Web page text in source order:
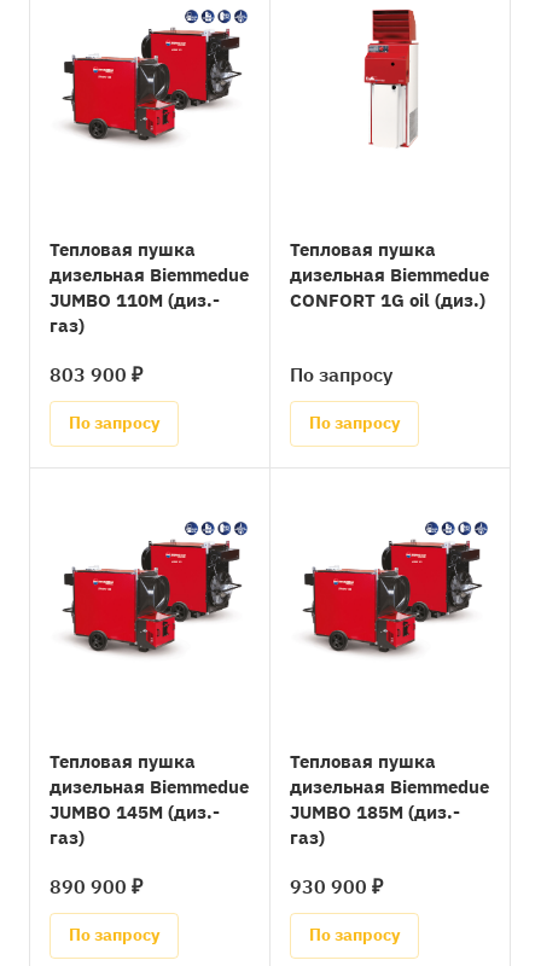
Тепловая пушка
дизельная Biemmedue
JUMBO 110M (диз.-
газ)
803 900 ₽
По запросу
Тепловая пушка
дизельная Biemmedue
CONFORT 1G oil (диз.)
По запросу
По запросу
Тепловая пушка
дизельная Biemmedue
JUMBO 145M (диз.-
газ)
890 900 ₽
По запросу
Тепловая пушка
дизельная Biemmedue
JUMBO 185M (диз.-
газ)
930 900 ₽
По запросу